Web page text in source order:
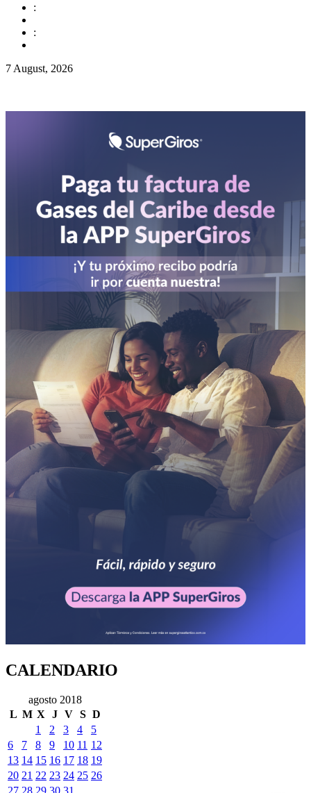
:
:
7 August, 2026
CALENDARIO
agosto 2018
L M X J V S D
1
2 3 4
5
6
7 8 9 10 11 12
13 14 15 16 17 18 19
20 21 22 23 24 25 26
27 28 29 30 31